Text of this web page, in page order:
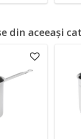
din aceeași